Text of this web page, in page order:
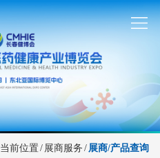
当前位置/ 展商服务 /展商/产品查询